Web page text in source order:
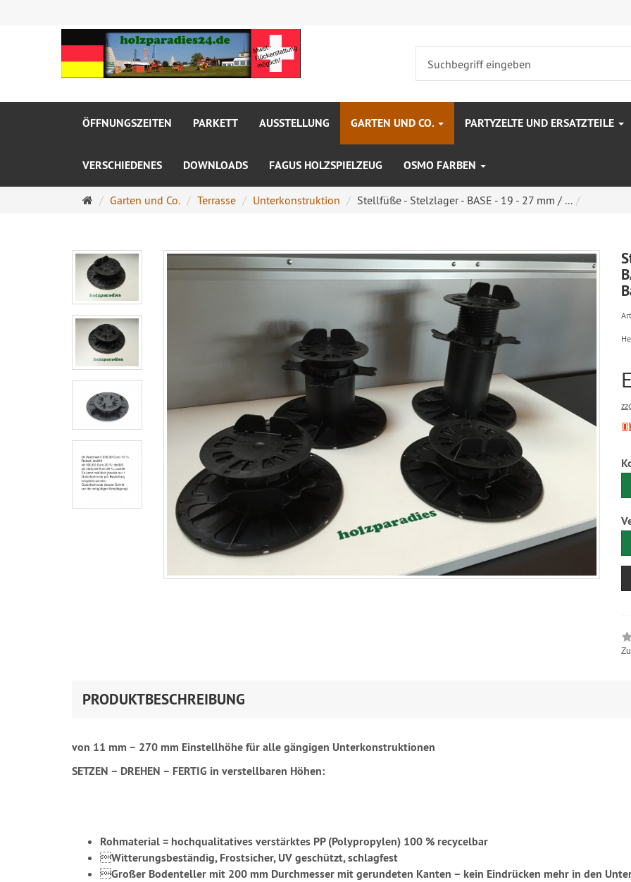
ÖFFNUNGSZEITEN PARKETT AUSSTELLUNG GARTEN UND CO. PARTYZELTE UND ERSATZTEILE
VERSCHIEDENES DOWNLOADS FAGUS HOLZSPIELZEUG OSMO FARBEN
Startseite
Garten und Co. Terrasse Unterkonstruktion Stellfüße - Stelzlager - BASE - 19 - 27 mm / ...
PRODUKTBESCHREIBUNG
von 11 mm – 270 mm Einstellhöhe für alle gängigen Unterkonstruktionen
SETZEN – DREHEN – FERTIG in verstellbaren Höhen:
Rohmaterial = hochqualitatives verstärktes PP (Polypropylen) 100 % recycelbar
Witterungsbeständig, Frostsicher, UV geschützt, schlagfest
Großer Bodenteller mit 200 mm Durchmesser mit gerundeten Kanten – kein Eindrücken mehr in den